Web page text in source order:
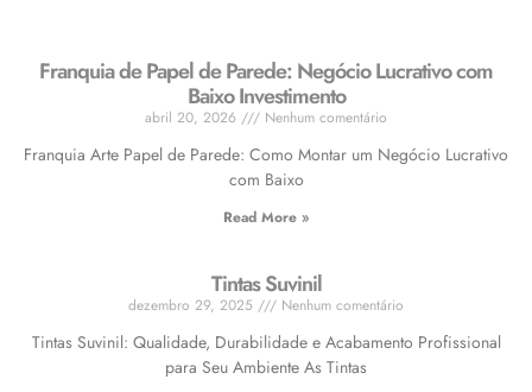
Franquia de Papel de Parede: Negócio Lucrativo com
Baixo Investimento
abril 20, 2026 Nenhum comentário
Franquia Arte Papel de Parede: Como Montar um Negócio Lucrativo
com Baixo
Read More »
Tintas Suvinil
dezembro 29, 2025 Nenhum comentário
Tintas Suvinil: Qualidade, Durabilidade e Acabamento Profissional
para Seu Ambiente As Tintas